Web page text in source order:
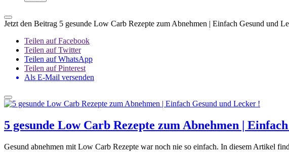
Jetzt den Beitrag 5 gesunde Low Carb Rezepte zum Abnehmen | Einfach Gesund und
Teilen auf Facebook
Teilen auf Twitter
Teilen auf WhatsApp
Teilen auf Pinterest
Als E-Mail versenden
5 gesunde Low Carb Rezepte zum Abnehmen |
Gesund abnehmen mit Low Carb Rezepte war noch nie so einfach. In diesem Artikel